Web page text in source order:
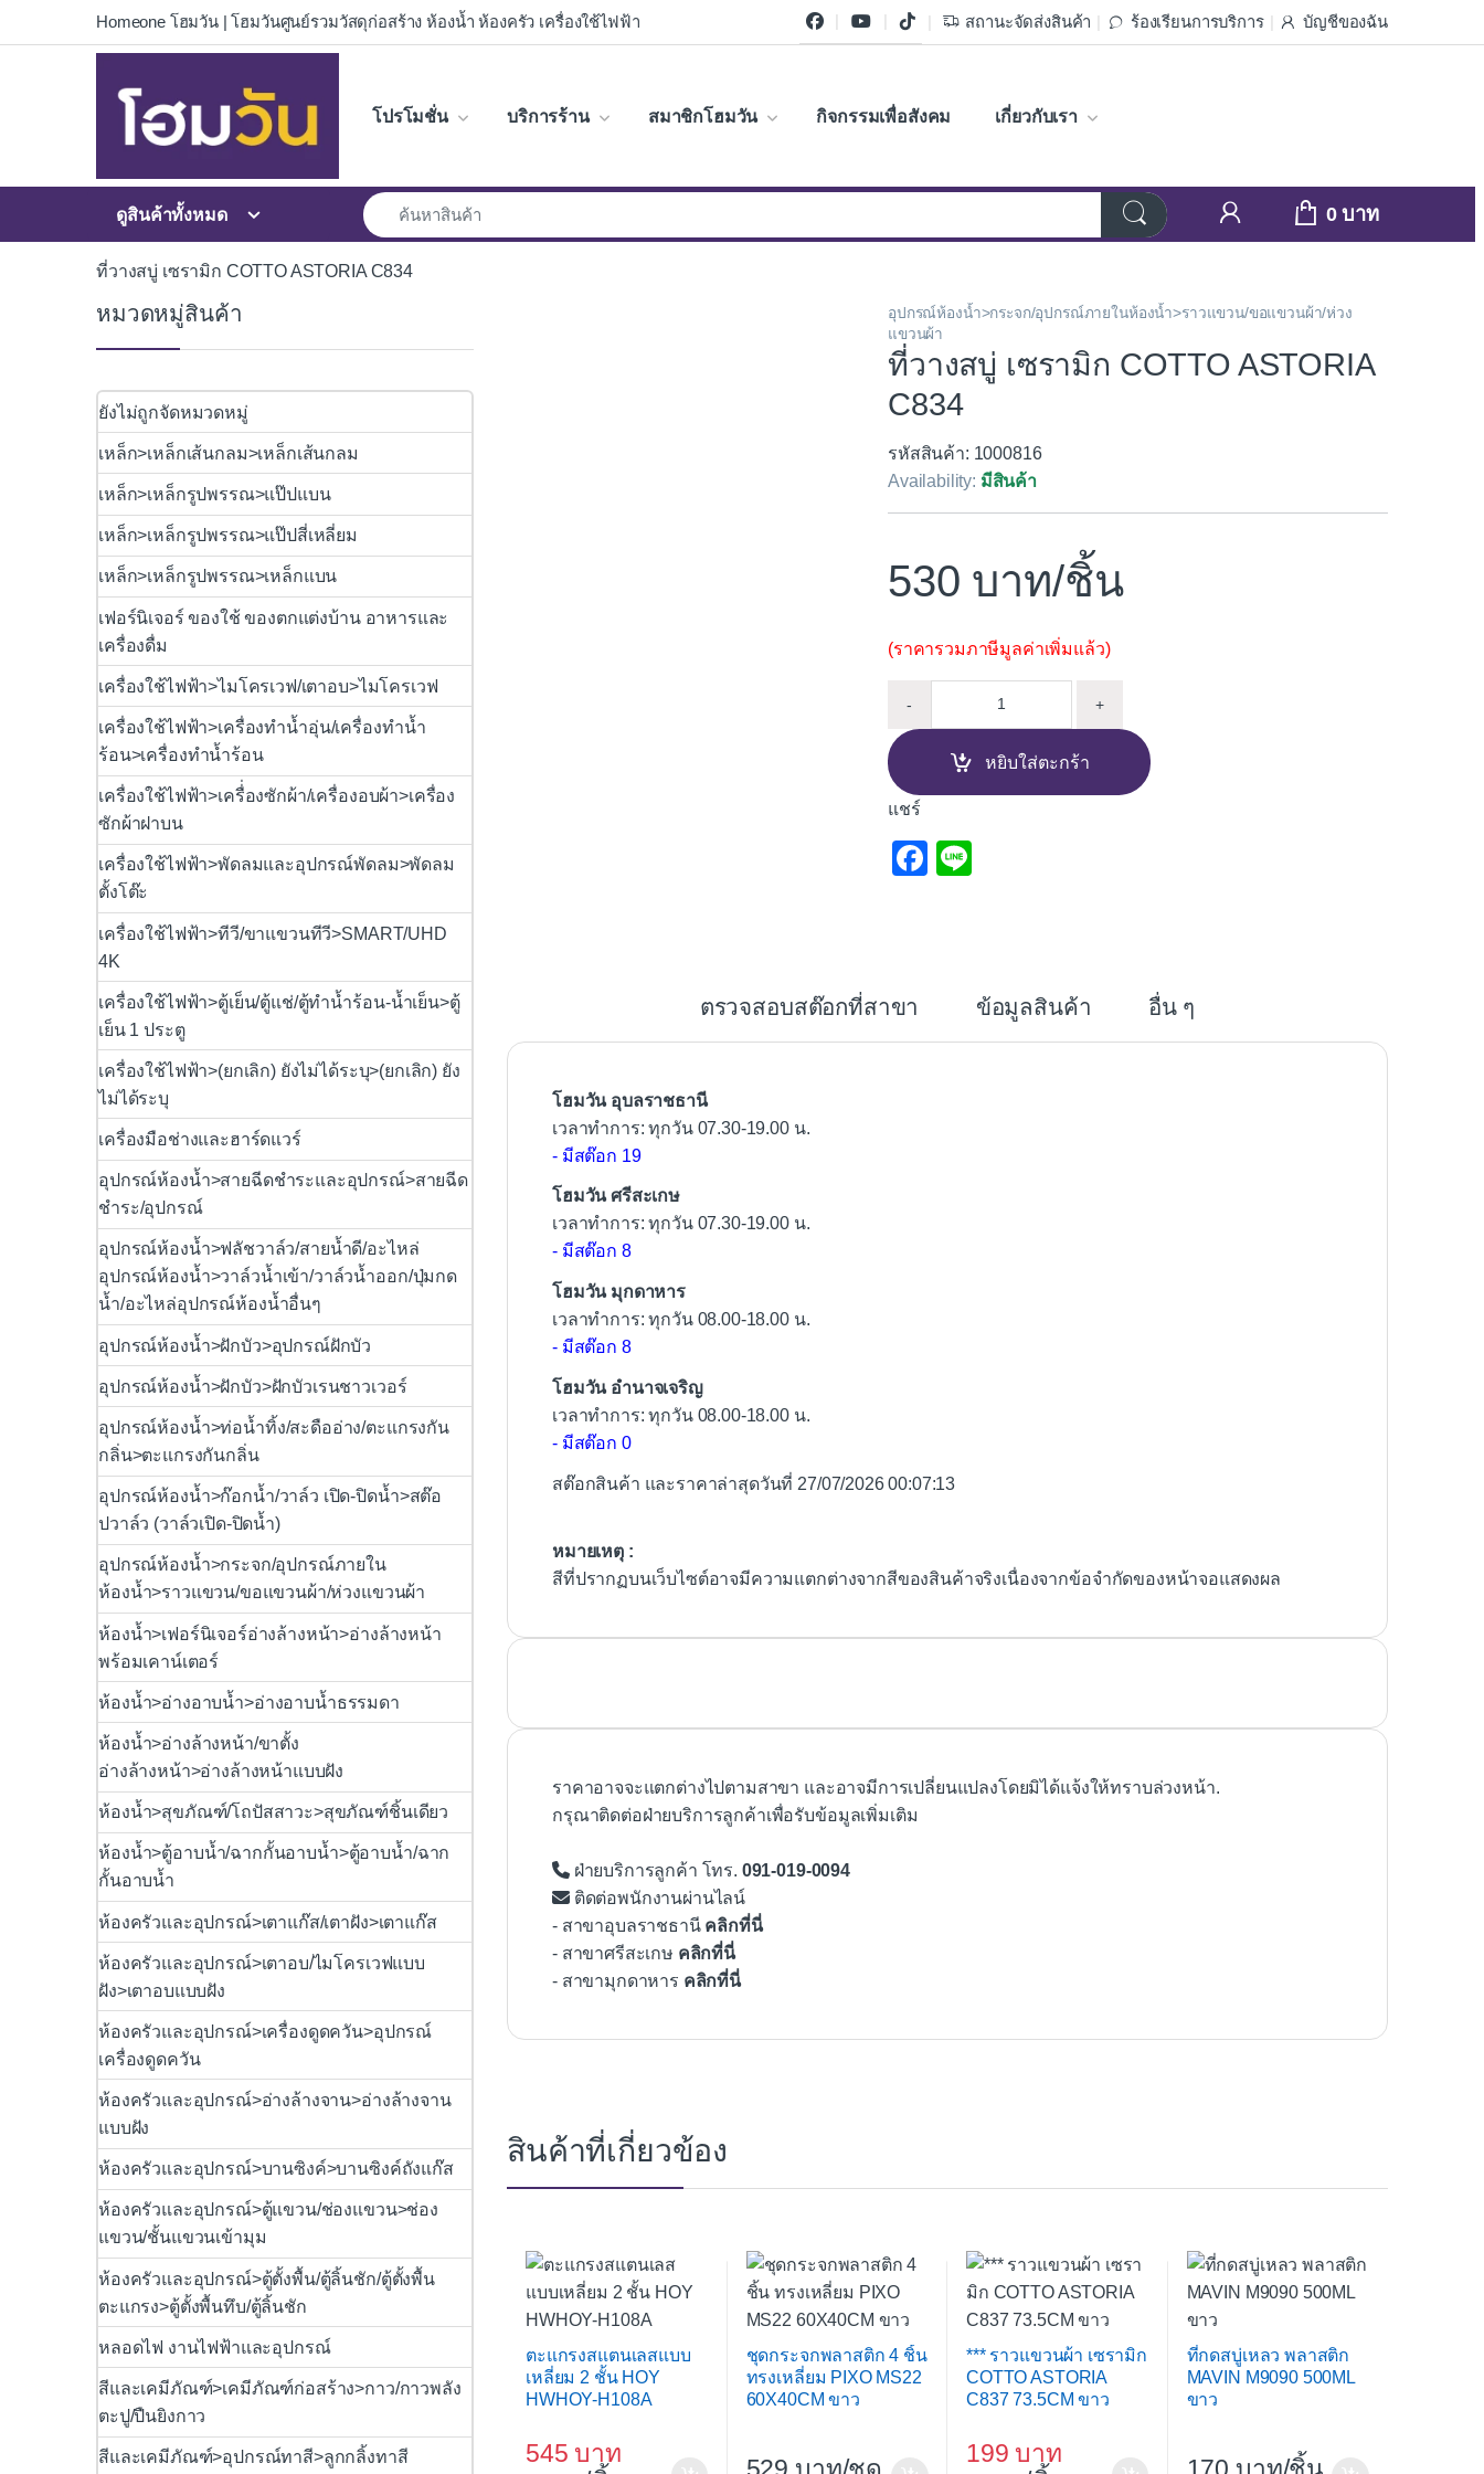
Skip to navigation
Skip to contentHomeone โฮมวัน | โฮมวันศูนย์รวมวัสดุก่อสร้าง ห้องน้ำ ห้องครัว เครื่องใช้ไฟฟ้า สถานะจัดส่งสินค้า ร้องเรียนการบริการ บัญชีของฉัน
โปรโมชั่น บริการร้าน สมาชิกโฮมวัน กิจกรรมเพื่อสังคม เกี่ยวกับเรา
ดูสินค้าทั้งหมด 0
ที่วางสบู่ เซรามิก COTTO ASTORIA C834
อุปกรณ์ห้องน้ำ>กระจก/อุปกรณ์ภายในห้องน้ำ>ราวแขวน/ขอแขวนผ้า/ห่วง
แขวนผ้า
ที่วางสบู่ เซรามิก COTTO ASTORIA
C834
รหัสสินค้า: 1000816
Availability: มีสินค้า
530 /ชิ้น
(ราคารวมภาษีมูลค่าเพิ่มแล้ว)
- +
หยิบใส่ตะกร้า
แชร์
F
o
ตรวจสอบสต๊อกที่สาขา ข้อมูลสินค้า อื่น ๆ
โฮมวัน อุบลราชธานี
เวลาทำการ: ทุกวัน 07.30-19.00 น.
- มีสต๊อก 19
โฮมวัน ศรีสะเกษ
เวลาทำการ: ทุกวัน 07.30-19.00 น.
- มีสต๊อก 8
โฮมวัน มุกดาหาร
เวลาทำการ: ทุกวัน 08.00-18.00 น.
- มีสต๊อก 8
โฮมวัน อำนาจเจริญ
เวลาทำการ: ทุกวัน 08.00-18.00 น.
- มีสต๊อก 0
สต๊อกสินค้า และราคาล่าสุดวันที่ 27/07/2026 00:07:13
หมายเหตุ :
สีที่ปรากฏบนเว็บไซต์อาจมีความแตกต่างจากสีของสินค้าจริงเนื่องจากข้อจำกัดของหน้าจอแสดงผล
ราคาอาจจะแตกต่างไปตามสาขา และอาจมีการเปลี่ยนแปลงโดยมิได้แจ้งให้ทราบล่วงหน้า.
กรุณาติดต่อฝ่ายบริการลูกค้าเพื่อรับข้อมูลเพิ่มเติม
ฝ่ายบริการลูกค้า โทร. 091-019-0094
ติดต่อพนักงานผ่านไลน์
- สาขาอุบลราชธานี คลิกที่นี่
- สาขาศรีสะเกษ คลิกที่นี่
- สาขามุกดาหาร คลิกที่นี่
สินค้าที่เกี่ยวข้อง
ตะแกรงสแตนเลสแบบ
เหลี่ยม 2 ชั้น HOY
HWHOY-H108A
545
ชุดกระจกพลาสติก 4 ชิ้น
ทรงเหลี่ยม PIXO MS22
60X40CM ขาว
*** ราวแขวนผ้า เซรามิก
COTTO ASTORIA
C837 73.5CM ขาว
199
ที่กดสบู่เหลว พลาสติก
MAVIN M9090 500ML
ขาว
หมวดหมู่สินค้า
ยังไม่ถูกจัดหมวดหมู่
เหล็ก>เหล็กเส้นกลม>เหล็กเส้นกลม
เหล็ก>เหล็กรูปพรรณ>แป๊ปแบน
เหล็ก>เหล็กรูปพรรณ>แป๊ปสี่เหลี่ยม
เหล็ก>เหล็กรูปพรรณ>เหล็กแบน
เฟอร์นิเจอร์ ของใช้ ของตกแต่งบ้าน อาหารและ
เครื่องดื่ม
เครื่องใช้ไฟฟ้า>ไมโครเวฟ/เตาอบ>ไมโครเวฟ
เครื่องใช้ไฟฟ้า>เครื่องทำน้ำอุ่น/เครื่องทำน้ำ
ร้อน>เครื่องทำน้ำร้อน
เครื่องใช้ไฟฟ้า>เครื่่องซักผ้า/เครื่องอบผ้า>เครื่อง
ซักผ้าฝาบน
เครื่องใช้ไฟฟ้า>พัดลมและอุปกรณ์พัดลม>พัดลม
ตั้งโต๊ะ
เครื่องใช้ไฟฟ้า>ทีวี/ขาแขวนทีวี>SMART/UHD
4K
เครื่องใช้ไฟฟ้า>ตู้เย็น/ตู้แช่/ตู้ทำน้ำร้อน-น้ำเย็น>ตู้
เย็น 1 ประตู
เครื่องใช้ไฟฟ้า>(ยกเลิก) ยังไม่ได้ระบุ>(ยกเลิก) ยัง
ไม่ได้ระบุ
เครื่องมือช่างและฮาร์ดแวร์
อุปกรณ์ห้องน้ำ>สายฉีดชำระและอุปกรณ์>สายฉีด
ชำระ/อุปกรณ์
อุปกรณ์ห้องน้ำ>ฟลัชวาล์ว/สายน้ำดี/อะไหล่
อุปกรณ์ห้องน้ำ>วาล์วน้ำเข้า/วาล์วน้ำออก/ปุ่มกด
น้ำ/อะไหล่อุปกรณ์ห้องน้ำอื่นๆ
อุปกรณ์ห้องน้ำ>ฝักบัว>อุปกรณ์ฝักบัว
อุปกรณ์ห้องน้ำ>ฝักบัว>ฝักบัวเรนชาวเวอร์
อุปกรณ์ห้องน้ำ>ท่อน้ำทิ้ง/สะดืออ่าง/ตะแกรงกัน
กลิ่น>ตะแกรงกันกลิ่น
อุปกรณ์ห้องน้ำ>ก๊อกน้ำ/วาล์ว เปิด-ปิดน้ำ>สต๊อ
ปวาล์ว (วาล์วเปิด-ปิดน้ำ)
อุปกรณ์ห้องน้ำ>กระจก/อุปกรณ์ภายใน
ห้องน้ำ>ราวแขวน/ขอแขวนผ้า/ห่วงแขวนผ้า
ห้องน้ำ>เฟอร์นิเจอร์อ่างล้างหน้า>อ่างล้างหน้า
พร้อมเคาน์เตอร์
ห้องน้ำ>อ่างอาบน้ำ>อ่างอาบน้ำธรรมดา
ห้องน้ำ>อ่างล้างหน้า/ขาตั้ง
อ่างล้างหน้า>อ่างล้างหน้าแบบฝัง
ห้องน้ำ>สุขภัณฑ์/โถปัสสาวะ>สุขภัณฑ์ชิ้นเดียว
ห้องน้ำ>ตู้อาบน้ำ/ฉากกั้นอาบน้ำ>ตู้อาบน้ำ/ฉาก
กั้นอาบน้ำ
ห้องครัวและอุปกรณ์>เตาแก๊ส/เตาฝัง>เตาแก๊ส
ห้องครัวและอุปกรณ์>เตาอบ/ไมโครเวฟแบบ
ฝัง>เตาอบแบบฝัง
ห้องครัวและอุปกรณ์>เครื่องดูดควัน>อุปกรณ์
เครื่องดูดควัน
ห้องครัวและอุปกรณ์>อ่างล้างจาน>อ่างล้างจาน
แบบฝัง
ห้องครัวและอุปกรณ์>บานซิงค์>บานซิงค์ถังแก๊ส
ห้องครัวและอุปกรณ์>ตู้แขวน/ช่องแขวน>ช่อง
แขวน/ชั้นแขวนเข้ามุม
ห้องครัวและอุปกรณ์>ตู้ตั้งพื้น/ตู้ลิ้นชัก/ตู้ตั้งพื้น
ตะแกรง>ตู้ตั้งพื้นทึบ/ตู้ลิ้นชัก
หลอดไฟ งานไฟฟ้าและอุปกรณ์
สีและเคมีภัณฑ์>เคมีภัณฑ์ก่อสร้าง>กาว/กาวพลัง
ตะปู/ปืนยิงกาว
สีและเคมีภัณฑ์>อุปกรณ์ทาสี>ลูกกลิ้งทาสี